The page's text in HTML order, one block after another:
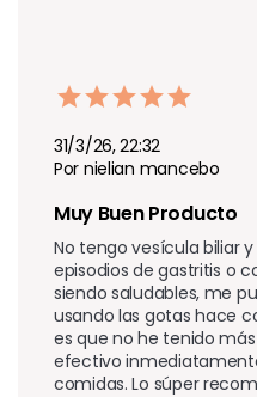
31/3/26, 22:32
Por nielian mancebo
Muy Buen Producto
No tengo vesícula biliar
episodios de gastritis o
siendo saludables, me
usando las gotas hace
es que no he tenido
efectivo
comidas. Lo súper